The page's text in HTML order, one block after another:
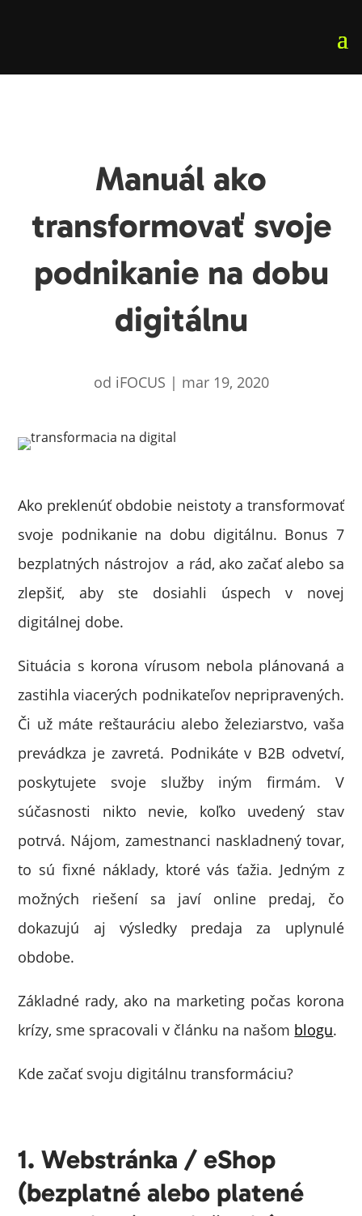
Manuál ako
transformovať svoje
podnikanie na dobu
digitálnu
od iFOCUS | mar 19, 2020
Ako preklenúť obdobie neistoty a transformovať
svoje podnikanie na dobu digitálnu. Bonus 7
bezplatných nástrojov a rád, ako začať alebo sa
zlepšiť, aby ste dosiahli úspech v novej
digitálnej dobe.
Situácia s korona vírusom nebola plánovaná a
zastihla viacerých podnikateľov nepripravených.
Či už máte reštauráciu alebo železiarstvo, vaša
prevádkza je zavretá. Podnikáte v B2B odvetví,
poskytujete svoje služby iným firmám. V
súčasnosti nikto nevie, koľko uvedený stav
potrvá. Nájom, zamestnanci naskladnený tovar,
to sú fixné náklady, ktoré vás ťažia. Jedným z
možných riešení sa javí online predaj, čo
dokazujú aj výsledky predaja za uplynulé
obdobe.
Základné rady, ako na marketing počas korona
krízy, sme spracovali v článku na našom blogu.
Kde začať svoju digitálnu transformáciu?
1. Webstránka / eShop
(bezplatné alebo platené